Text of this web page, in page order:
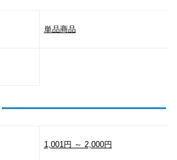
単品商品
1,001円 ～ 2,000円